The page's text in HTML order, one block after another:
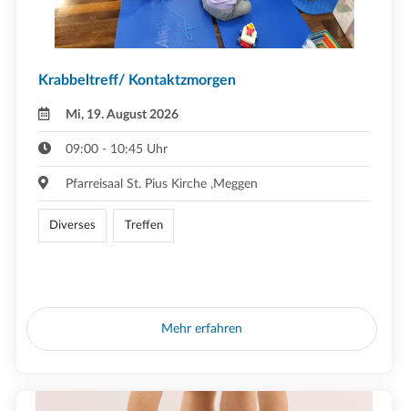
Krabbeltreff/ Kontaktzmorgen
Mi, 19. August 2026
09:00 - 10:45 Uhr
Pfarreisaal St. Pius Kirche ,Meggen
Diverses Treffen
Mehr erfahren